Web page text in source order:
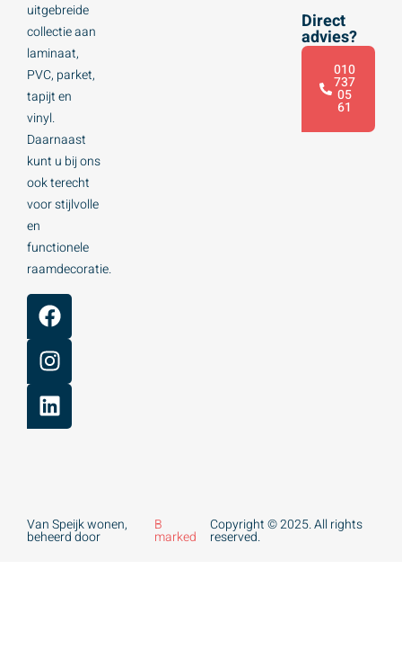
uitgebreide
collectie aan
laminaat,
PVC, parket,
tapijt en
vinyl.
Daarnaast
kunt u bij ons
ook terecht
voor stijlvolle
en
functionele
raamdecoratie.
Direct
advies?
010
737
05
61
Van Speijk wonen,
beheerd door
B
marked
Copyright © 2025. All rights
reserved.